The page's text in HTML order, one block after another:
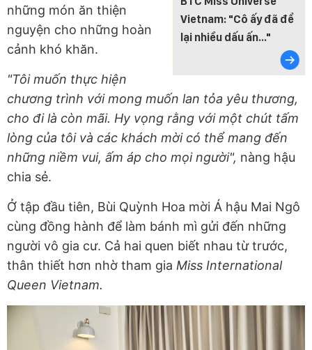
Vietnam: "Cô ấy đã để
lại nhiều dấu ấn..."
những món ăn thiện
nguyện cho những hoàn
cảnh khó khăn.
"Tôi muốn thực hiện
chương trình với mong muốn lan tỏa yêu thương,
cho đi là còn mãi. Hy vọng rằng với một chút tấm
lòng của tôi và các khách mời có thể mang đến
những niềm vui, ấm áp cho mọi người", nàng hậu
chia sẻ.
Ở tập đầu tiên, Bùi Quỳnh Hoa mời Á hậu Mai Ngô
cùng đồng hành để làm bánh mì gửi đến những
người vô gia cư. Cả hai quen biết nhau từ trước,
thân thiết hơn nhờ tham gia Miss International
Queen Vietnam.